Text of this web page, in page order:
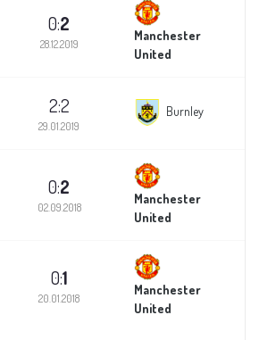
0:2
28.12.2019
Manchester
United
2:2
29.01.2019
Burnley
0:2
02.09.2018
Manchester
United
0:1
20.01.2018
Manchester
United